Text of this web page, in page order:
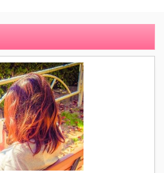
と
、
と
感肌です。 若い頃は比較
したが、30歳を超えたこ
ろから少しずつシミや小
ジワ等の肌悩みが増えて
きました。 どうにかしな
ければと、自己判断のま
ま店頭に並ぶ商品を次々
試すうちに、スキ ...
で
る
と
紹
ます。 39歳、主婦、混
整わない、ニキビではな
く顔の輪郭近くの肌にあ
るブツブツが無くならな
いなと感じていた頃で
す。たまたま文房具を買
いに行った無印良品の店
舗で、ふと目に止まった
化粧品のコーナーに立ち
寄りました。 無印良品の